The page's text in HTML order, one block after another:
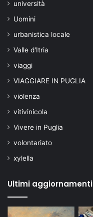
università
Uomini
urbanistica locale
Valle d'Itria
viaggi
VIAGGIARE IN PUGLIA
violenza
vitivinicola
Vivere in Puglia
volontariato
xylella
Ultimi aggiornamenti